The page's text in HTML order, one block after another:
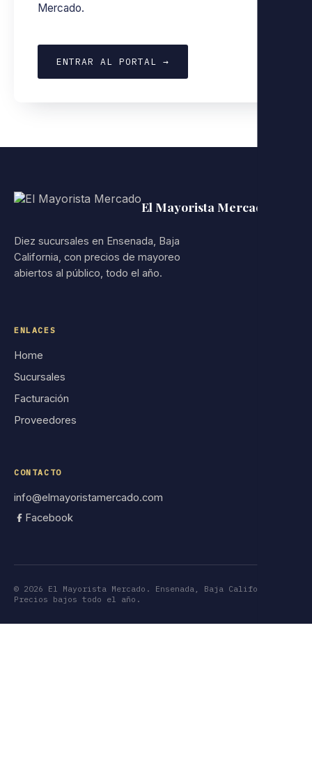
Mercado.
ENTRAR AL PORTAL →
El Mayorista Mercado
Diez sucursales en Ensenada, Baja
California, con precios de mayoreo
abiertos al público, todo el año.
ENLACES
Home
Sucursales
Facturación
Proveedores
CONTACTO
info@elmayoristamercado.com
Facebook
© 2026 El Mayorista Mercado. Ensenada, Baja California.
Precios bajos todo el año.